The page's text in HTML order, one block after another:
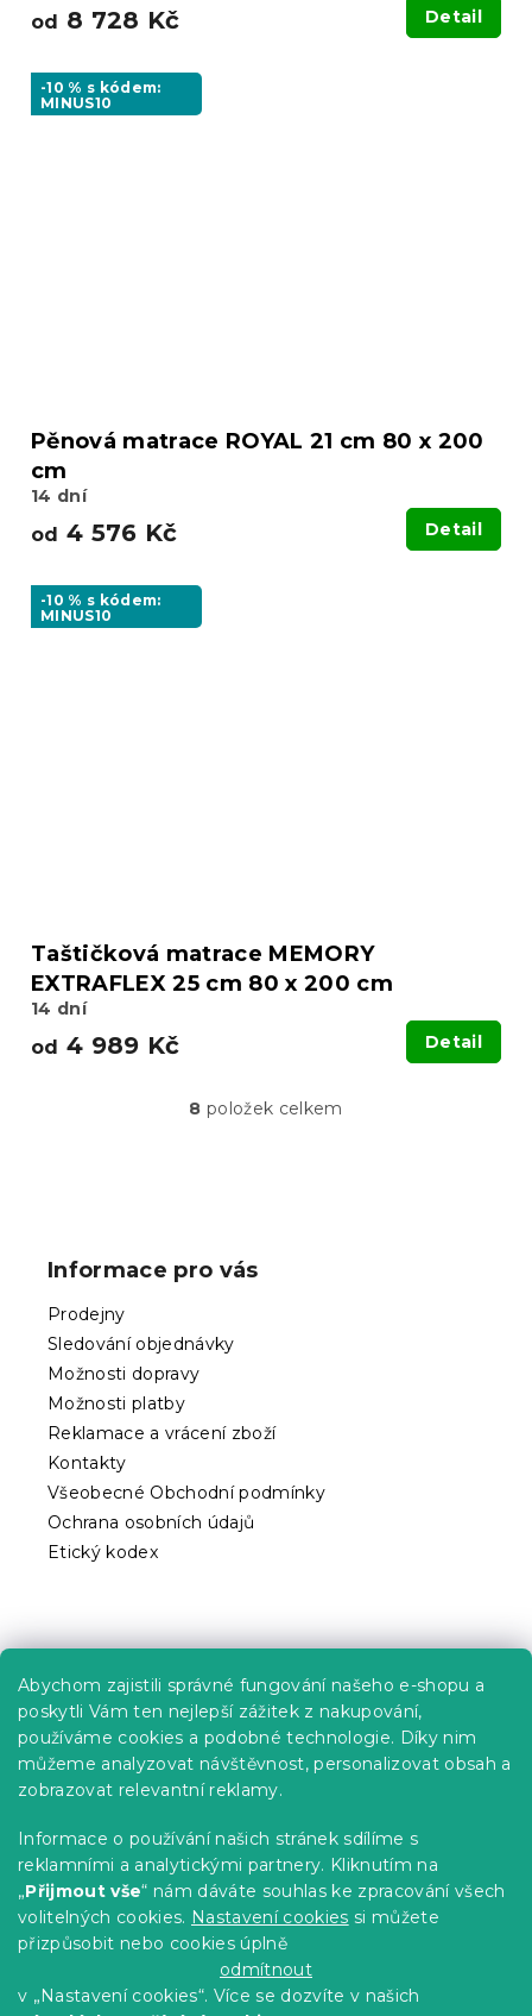
Abychom zajistili správné fungování našeho e-shopu a
poskytli Vám ten nejlepší zážitek z nakupování,
používáme cookies a podobné technologie. Díky nim
můžeme analyzovat návštěvnost, personalizovat obsah a
zobrazovat relevantní reklamy.
Informace o používání našich stránek sdílíme s
reklamními a analytickými partnery. Kliknutím na
„Přijmout vše“ nám dáváte souhlas ke zpracování všech
volitelných cookies. Nastavení cookies si můžete
přizpůsobit nebo cookies úplně
odmítnout
v „Nastavení cookies“. Více se dozvíte v našich
od 8 728 Kč Detail
-10 % s kódem:
MINUS10
Pěnová matrace ROYAL 21 cm 80 x 200
cm
14 dní
od 4 576 Kč Detail
-10 % s kódem:
MINUS10
Taštičková matrace MEMORY
EXTRAFLEX 25 cm 80 x 200 cm
14 dní
od 4 989 Kč Detail
O
ý
i
s
8 položek celkem
Informace pro vás
Prodejny
Sledování objednávky
Možnosti dopravy
Možnosti platby
Reklamace a vrácení zboží
Kontakty
Všeobecné Obchodní podmínky
Ochrana osobních údajů
Etický kodex
Kariéra
Poptávky a B2B spolupráce
Proč se u nás registrovat?
Věrnostní program - Sleva až 10 %
Návody
Tabulky velikostí
Blog